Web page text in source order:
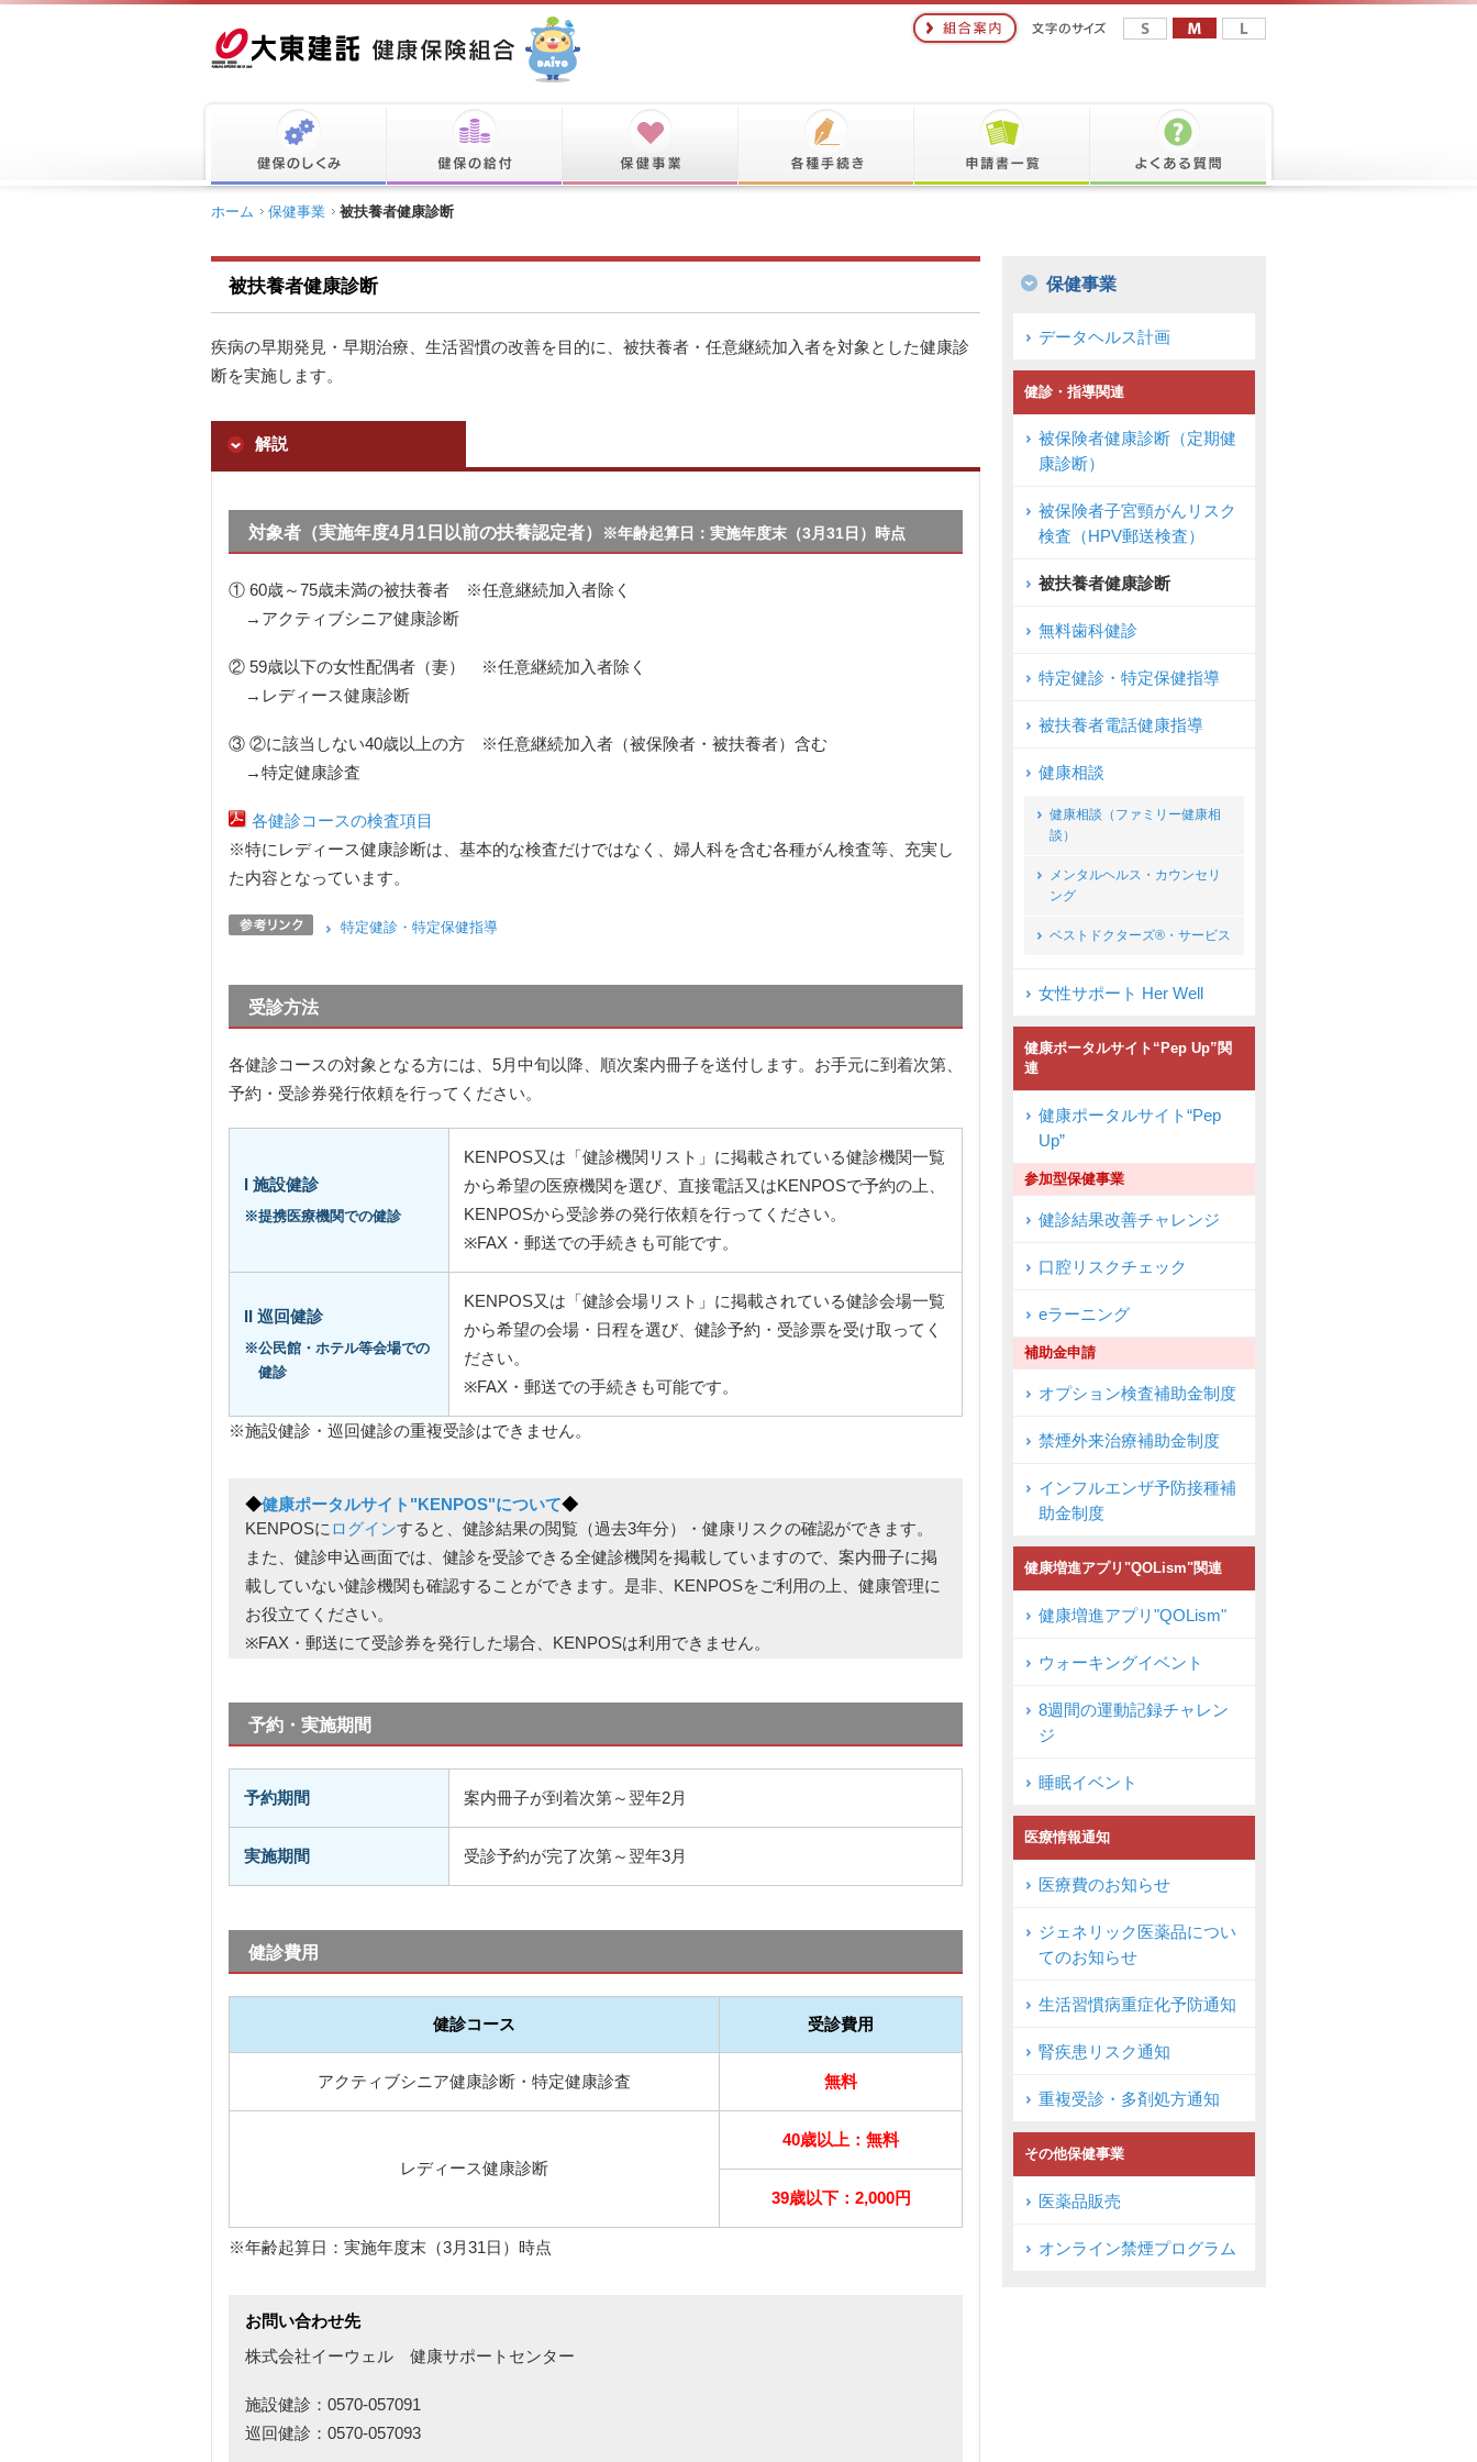
ホーム 保健事業 被扶養者健康診断
被扶養者健康診断
疾病の早期発見・早期治療、生活習慣の改善を目的に、被扶養者・任意継続加入者を対象とした健康診
断を実施します。
解説
対象者（実施年度4月1日以前の扶養認定者） ※年齢起算日：実施年度末（3月31日）時点
① 60歳～75歳未満の被扶養者 ※任意継続加入者除く
→アクティブシニア健康診断
② 59歳以下の女性配偶者（妻） ※任意継続加入者除く
→レディース健康診断
③ ②に該当しない40歳以上の方 ※任意継続加入者（被保険者・被扶養者）含む
→特定健康診査
各健診コースの検査項目
※特にレディース健康診断は、基本的な検査だけではなく、婦人科を含む各種がん検査等、充実し
た内容となっています。
特定健診・特定保健指導
受診方法
各健診コースの対象となる方には、5月中旬以降、順次案内冊子を送付します。お手元に到着次第、
予約・受診券発行依頼を行ってください。
I 施設健診
※提携医療機関での健診
KENPOS又は「健診機関リスト」に掲載されている健診機関一覧
から希望の医療機関を選び、直接電話又はKENPOSで予約の上、
KENPOSから受診券の発行依頼を行ってください。
※FAX・郵送での手続きも可能です。
II 巡回健診
※公民館・ホテル等会場での
健診
KENPOS又は「健診会場リスト」に掲載されている健診会場一覧
から希望の会場・日程を選び、健診予約・受診票を受け取ってく
ださい。
※FAX・郵送での手続きも可能です。
※施設健診・巡回健診の重複受診はできません。
◆健康ポータルサイト"KENPOS"について◆
KENPOSに ログインすると、健診結果の閲覧（過去3年分）・健康リスクの確認ができます。
また、健診申込画面では、健診を受診できる全健診機関を掲載していますので、案内冊子に掲
載していない健診機関も確認することができます。是非、KENPOSをご利用の上、健康管理に
お役立てください。
※FAX・郵送にて受診券を発行した場合、KENPOSは利用できません。
予約・実施期間
予約期間 案内冊子が到着次第～翌年2月
実施期間 受診予約が完了次第～翌年3月
健診費用
健診コース 受診費用
アクティブシニア健康診断・特定健康診査 無料
レディース健康診断
40歳以上：無料
39歳以下：2,000円
※年齢起算日：実施年度末（3月31日）時点
お問い合わせ先
株式会社イーウェル 健康サポートセンター
施設健診：0570-057091
巡回健診：0570-057093
保健事業
データヘルス計画
健診・指導関連
被保険者健康診断（定期健
康診断）
被保険者子宮頸がんリスク
検査（HPV郵送検査）
被扶養者健康診断
無料歯科健診
特定健診・特定保健指導
被扶養者電話健康指導
健康相談
健康相談（ファミリー健康相
談）
メンタルヘルス・カウンセリ
ング
ベストドクターズ®・サービス
女性サポート Her Well
健康ポータルサイト“Pep Up”関
連
健康ポータルサイト“Pep
Up”
参加型保健事業
健診結果改善チャレンジ
口腔リスクチェック
eラーニング
補助金申請
オプション検査補助金制度
禁煙外来治療補助金制度
インフルエンザ予防接種補
助金制度
健康増進アプリ"QOLism"関連
健康増進アプリ"QOLism"
ウォーキングイベント
8週間の運動記録チャレン
ジ
睡眠イベント
医療情報通知
医療費のお知らせ
ジェネリック医薬品につい
てのお知らせ
生活習慣病重症化予防通知
腎疾患リスク通知
重複受診・多剤処方通知
その他保健事業
医薬品販売
オンライン禁煙プログラム